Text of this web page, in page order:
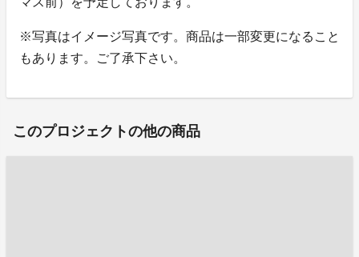
※写真はイメージ写真です。商品は一部変更になること
もあります。ご了承下さい。
このプロジェクトの他の商品